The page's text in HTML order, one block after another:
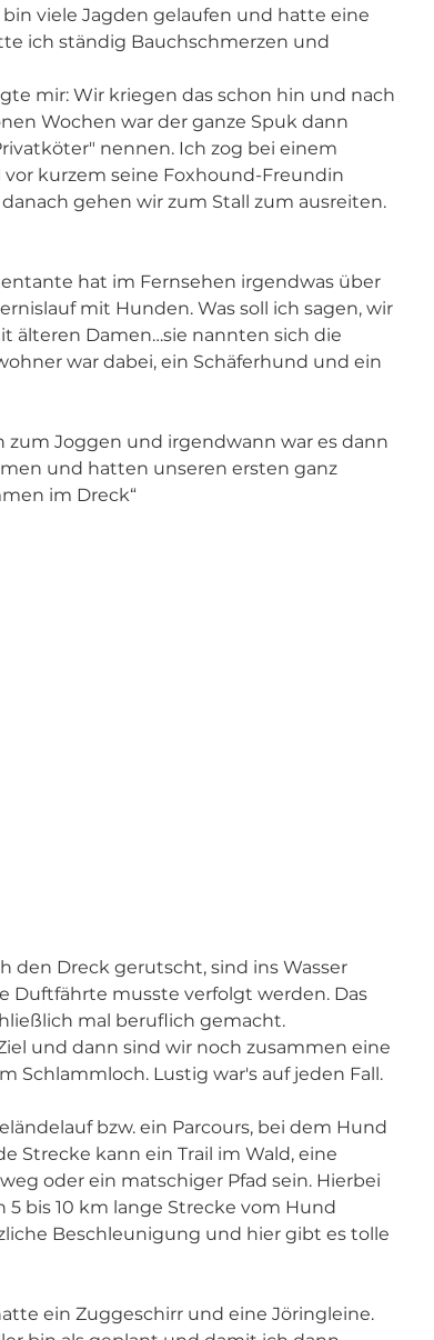
viele Jagden gelaufen und hatte eine
ich ständig Bauchschmerzen und
mir: Wir kriegen das schon hin und nach
Wochen war der ganze Spuk dann
nennen. Ich zog bei einem
kurzem seine Foxhound-Freundin
gehen wir zum Stall zum ausreiten.
hat im Fernsehen irgendwas über
mit Hunden. Was soll ich sagen, wir
älteren Damen…sie nannten sich die
war dabei, ein Schäferhund und ein
Joggen und irgendwann war es dann
und hatten unseren ersten ganz
im Dreck“
den Dreck gerutscht, sind ins Wasser
Duftfährte musste verfolgt werden. Das
mal beruflich gemacht.
und dann sind wir noch zusammen eine
Lustig war's auf jeden Fall.
bzw. ein Parcours, bei dem Hund
Strecke kann ein Trail im Wald, eine
oder ein matschiger Pfad sein. Hierbei
bis 10 km lange Strecke vom Hund
Beschleunigung und hier gibt es tolle
ein Zuggeschirr und eine Jöringleine.